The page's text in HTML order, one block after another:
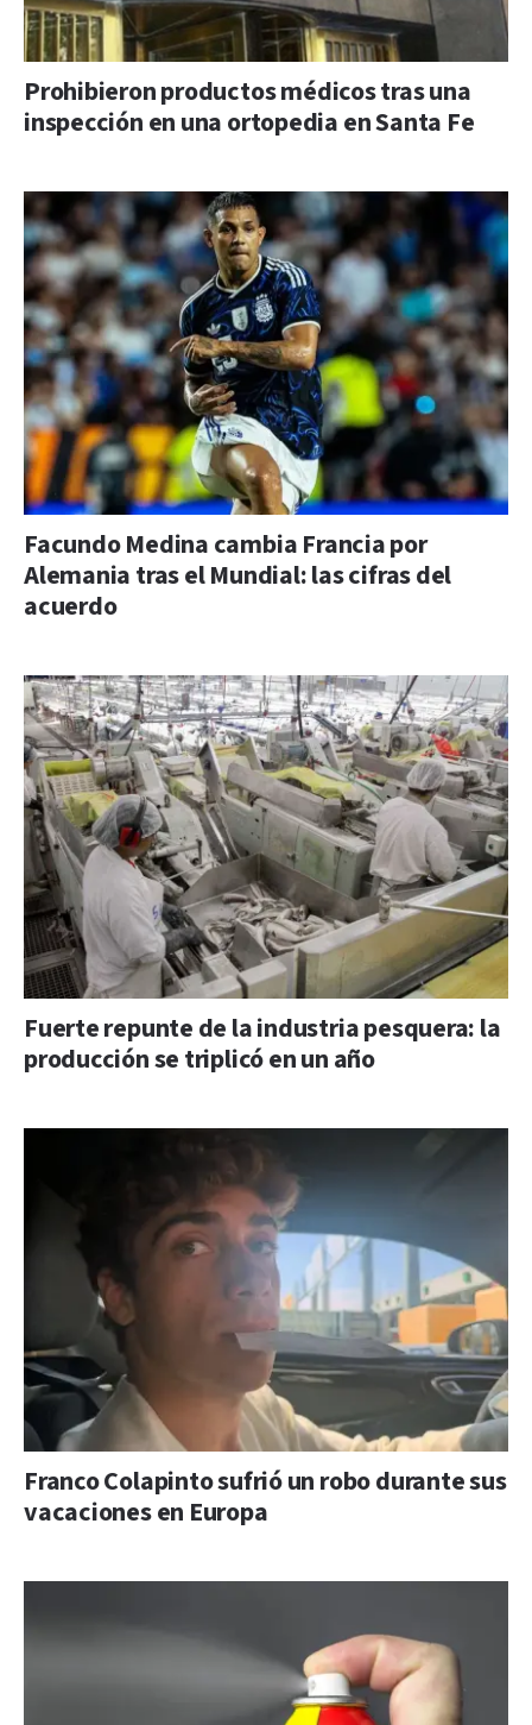
Prohibieron productos médicos tras una
inspección en una ortopedia en Santa Fe
Facundo Medina cambia Francia por
Alemania tras el Mundial: las cifras del
acuerdo
Fuerte repunte de la industria pesquera: la
producción se triplicó en un año
Franco Colapinto sufrió un robo durante sus
vacaciones en Europa